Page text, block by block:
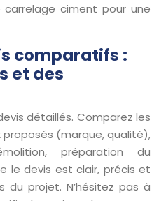
ciment pour une
comparatifs :
et des
détaillés. Comparez les
proposés (marque, qualité),
préparation du
le devis est clair, précis et
projet. N’hésitez pas à